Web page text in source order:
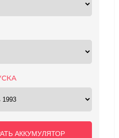
АККУМУЛЯТОР